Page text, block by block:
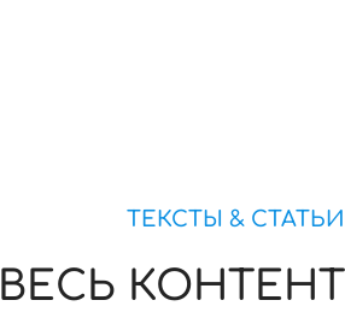
ТЕКСТЫ & СТАТЬИ
ВЕСЬ КОНТЕНТ